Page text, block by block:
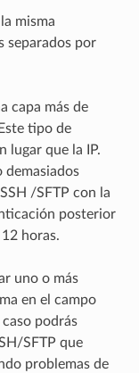
misma
separados por
capa más de
tipo de
lugar que la IP.
demasiados
/SFTP con la
posterior
horas.
uno o más
en el campo
podrás
SFTP que
problemas de